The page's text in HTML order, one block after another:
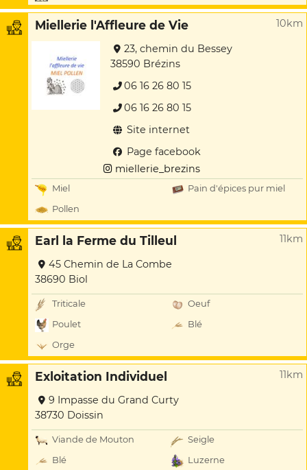
Miellerie l'Affleure de Vie 10km
23, chemin du Bessey
38590 Brézins
06 16 26 80 15
06 16 26 80 15
Site internet
Page facebook
miellerie_brezins
Miel
Pain d'épices pur miel
Pollen
Earl la Ferme du Tilleul 11km
45 Chemin de La Combe
38690 Biol
Triticale
Oeuf
Poulet
Blé
Orge
Exloitation Individuel 11km
9 Impasse du Grand Curty
38730 Doissin
Viande de Mouton
Seigle
Blé
Luzerne